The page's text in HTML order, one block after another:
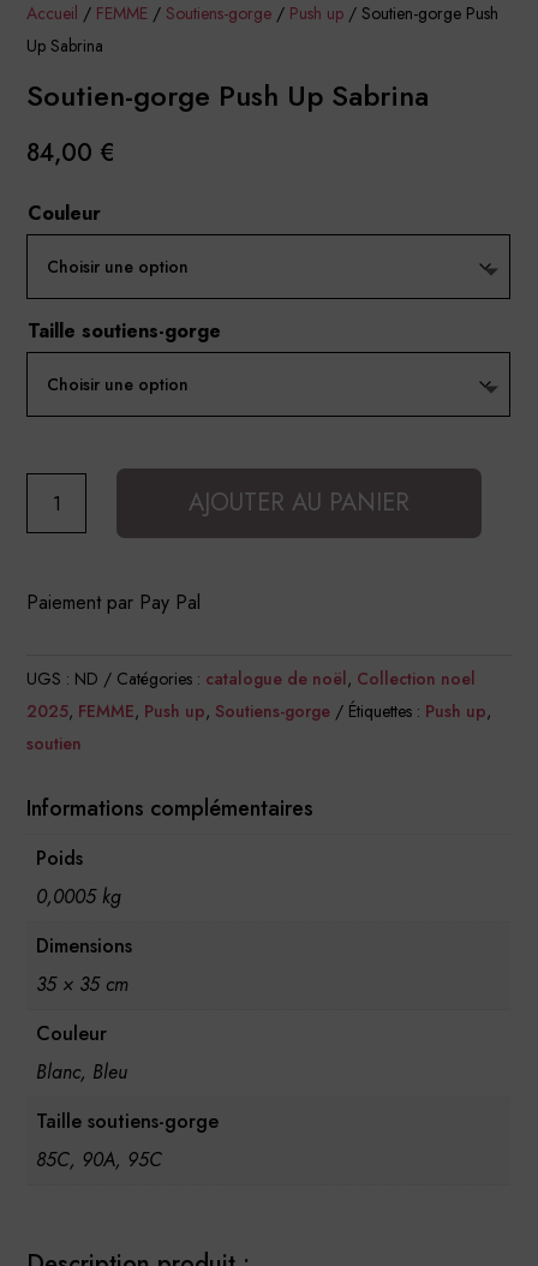
Accueil / FEMME / Soutiens-gorge / Push up / Soutien-gorge Push
Up Sabrina
Soutien-gorge Push Up Sabrina
84,00 €
Couleur
Taille soutiens-gorge
Push
Sabrina
AJOUTER AU PANIER
Paiement par Pay Pal
UGS : ND Catégories : catalogue de noël, Collection noel
2025, FEMME, Push up, Soutiens-gorge Étiquettes : Push up,
soutien
Informations complémentaires
Poids
0,0005 kg
Dimensions
35 × 35 cm
Couleur
Blanc, Bleu
Taille soutiens-gorge
85C, 90A, 95C